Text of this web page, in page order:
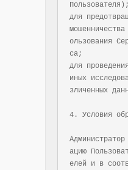
Пользователя);
для
ользования
са;
для
иных
зличенных
4. Условия
ацию
елей и в